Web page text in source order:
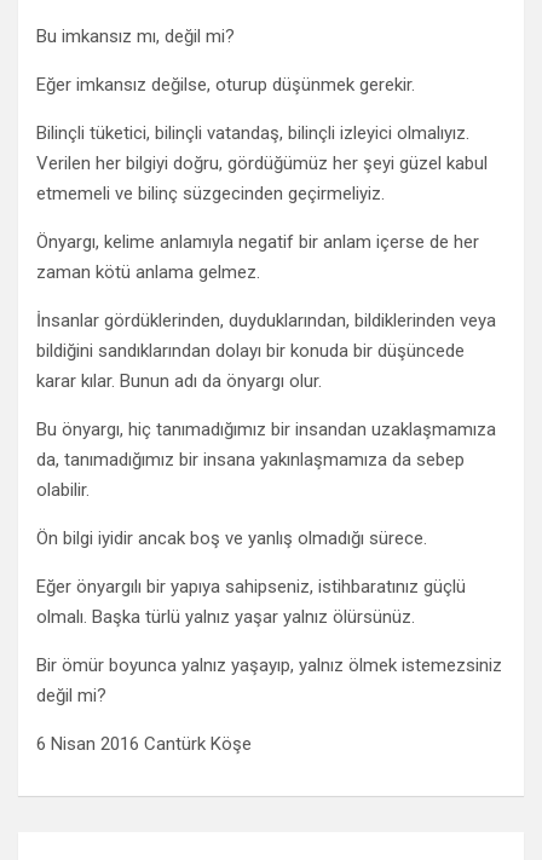
Bu imkansız mı, değil mi?
Eğer imkansız değilse, oturup düşünmek gerekir.
Bilinçli tüketici, bilinçli vatandaş, bilinçli izleyici olmalıyız.
Verilen her bilgiyi doğru, gördüğümüz her şeyi güzel kabul
etmemeli ve bilinç süzgecinden geçirmeliyiz.
Önyargı, kelime anlamıyla negatif bir anlam içerse de her
zaman kötü anlama gelmez.
İnsanlar gördüklerinden, duyduklarından, bildiklerinden veya
bildiğini sandıklarından dolayı bir konuda bir düşüncede
karar kılar. Bunun adı da önyargı olur.
Bu önyargı, hiç tanımadığımız bir insandan uzaklaşmamıza
da, tanımadığımız bir insana yakınlaşmamıza da sebep
olabilir.
Ön bilgi iyidir ancak boş ve yanlış olmadığı sürece.
Eğer önyargılı bir yapıya sahipseniz, istihbaratınız güçlü
olmalı. Başka türlü yalnız yaşar yalnız ölürsünüz.
Bir ömür boyunca yalnız yaşayıp, yalnız ölmek istemezsiniz
değil mi?
6 Nisan 2016 Cantürk Köşe